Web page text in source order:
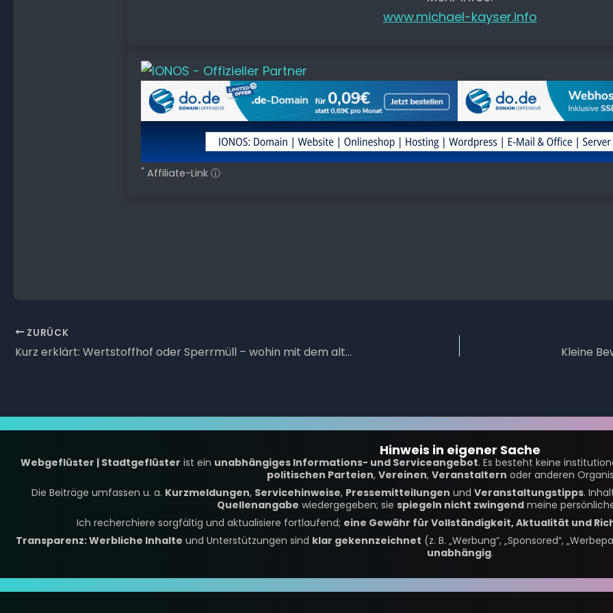
www.michael-kayser.info
* Affiliate-Linkⓘ
ZURÜCK
Kurz erklärt: Wertstoffhof oder Sperrmüll – wohin mit dem alten Kram?
Hinweis in eigener Sache
Webgeflüster | Stadtgeflüster ist ein unabhängiges Informations- und Serviceangebot. Es besteht keine
politischen Parteien, Vereinen, Veranstaltern oder anderen
Die Beiträge umfassen u. a. Kurzmeldungen, Servicehinweise, Pressemitteilungen und Veranstaltungstipps.
Quellenangabe wiedergegeben; sie spiegeln nicht zwingendmeine
Ich recherchiere sorgfältig und aktualisiere fortlaufend; eine Gewähr für Vollständigkeit, Aktualität und
Transparenz: Werbliche Inhalte und Unterstützungen sind klar gekennzeichnet (z. B. „Werbung“, „Sponsored“,
unabhängig.